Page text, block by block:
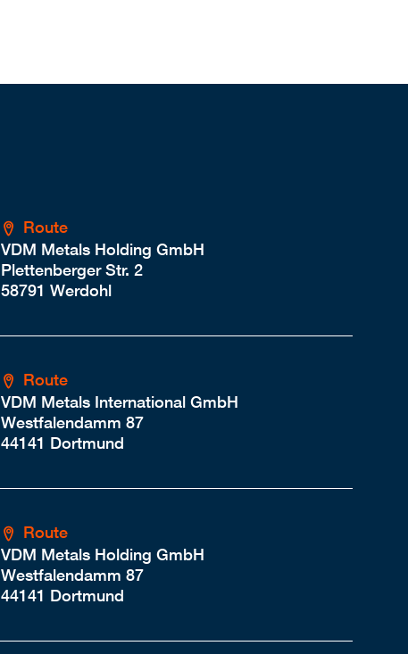
Route
VDM Metals Holding GmbH
Plettenberger Str. 2
58791 Werdohl
Route
VDM Metals International GmbH
Westfalendamm 87
44141 Dortmund
Route
VDM Metals Holding GmbH
Westfalendamm 87
44141 Dortmund